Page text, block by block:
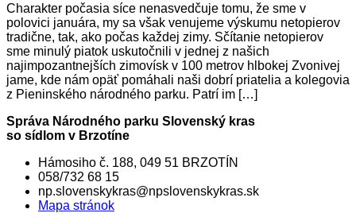
Charakter počasia síce nenasvedčuje tomu, že sme v
polovici januára, my sa však venujeme výskumu netopierov
tradične, tak, ako počas každej zimy. Sčítanie netopierov
sme minulý piatok uskutočnili v jednej z našich
najimpozantnejších zimovísk v 100 metrov hlbokej Zvonivej
jame, kde nám opäť pomáhali naši dobrí priatelia a kolegovia
z Pieninského národného parku. Patrí im […]
Správa Národného parku Slovenský kras
so sídlom v Brzotíne
Hámosiho č. 188, 049 51 BRZOTÍN
058/732 68 15
np.slovenskykras@npslovenskykras.sk
Mapa stránok